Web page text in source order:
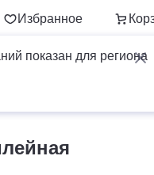
Избранное
показан для региона
Для бизнеса